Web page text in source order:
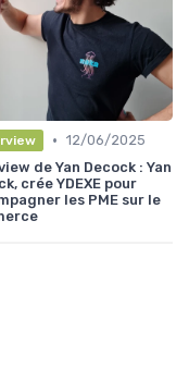
• 12/06/2025
de Yan Decock : Yan
crée YDEXE pour
les PME sur le